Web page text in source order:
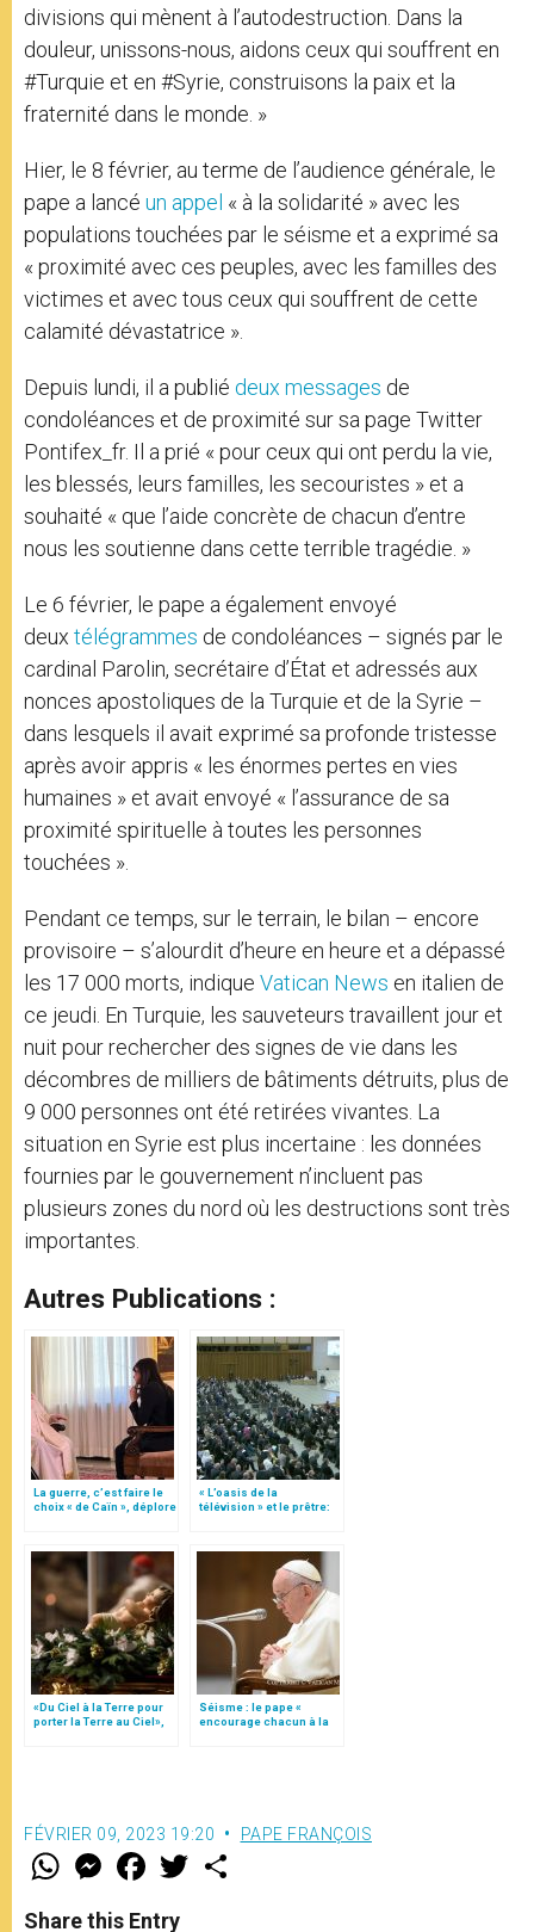
divisions qui mènent à l’autodestruction. Dans la
douleur, unissons-nous, aidons ceux qui souffrent en
#Turquie et en #Syrie, construisons la paix et la
fraternité dans le monde. »
Hier, le 8 février, au terme de l’audience générale, le
pape a lancé un appel « à la solidarité » avec les
populations touchées par le séisme et a exprimé sa
« proximité avec ces peuples, avec les familles des
victimes et avec tous ceux qui souffrent de cette
calamité dévastatrice ».
Depuis lundi, il a publié deux messages de
condoléances et de proximité sur sa page Twitter
Pontifex_fr. Il a prié « pour ceux qui ont perdu la vie,
les blessés, leurs familles, les secouristes » et a
souhaité « que l’aide concrète de chacun d’entre
nous les soutienne dans cette terrible tragédie. »
Le 6 février, le pape a également envoyé
deux télégrammes de condoléances – signés par le
cardinal Parolin, secrétaire d’État et adressés aux
nonces apostoliques de la Turquie et de la Syrie –
dans lesquels il avait exprimé sa profonde tristesse
après avoir appris « les énormes pertes en vies
humaines » et avait envoyé « l’assurance de sa
proximité spirituelle à toutes les personnes
touchées ».
Pendant ce temps, sur le terrain, le bilan – encore
provisoire – s’alourdit d’heure en heure et a dépassé
les 17 000 morts, indique Vatican News en italien de
ce jeudi. En Turquie, les sauveteurs travaillent jour et
nuit pour rechercher des signes de vie dans les
décombres de milliers de bâtiments détruits, plus de
9 000 personnes ont été retirées vivantes. La
situation en Syrie est plus incertaine : les données
fournies par le gouvernement n’incluent pas
plusieurs zones du nord où les destructions sont très
importantes.
Autres Publications :
La guerre, c’est faire le
choix « de Caïn », déplore
« L’oasis de la
télévision » et le prêtre:
«Du Ciel à la Terre pour
porter la Terre au Ciel»,
Séisme : le pape «
encourage chacun à la
FÉVRIER 09, 2023 19:20 PAPE FRANÇOIS
W
t
M
e
s
F
a
e
w
Share this Entry